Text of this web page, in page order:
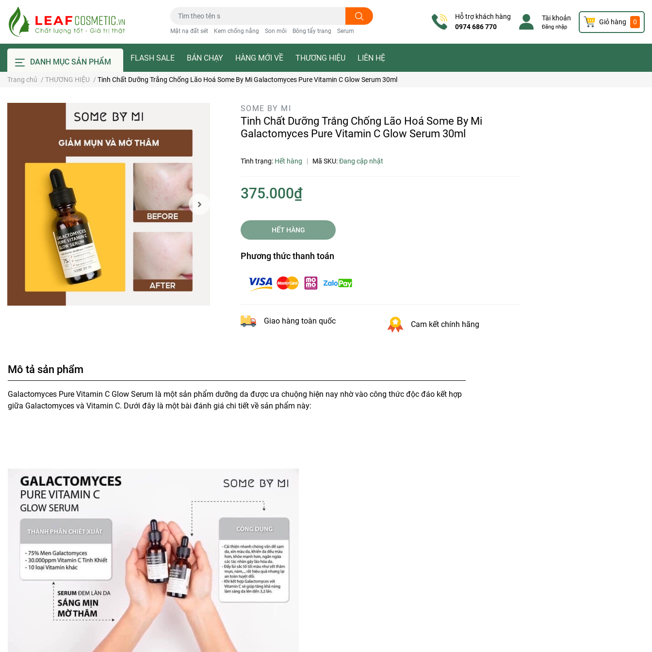
Mặt nạ đất sét Kem chống nắng Son môi Bông tẩy trang Serum
Hỗ trợ khách hàng
0974 686 770
Tài khoản
Đăng nhập
Giỏ hàng 0
DANH MỤC SẢN PHẨM FLASH SALE BÁN CHẠY HÀNG MỚI VỀ THƯƠNG HIỆU LIÊN HỆ
Trang chủ / THƯƠNG HIỆU / Tinh Chất Dưỡng Trắng Chống Lão Hoá Some By Mi Galactomyces Pure Vitamin C Glow Serum 30ml
SOME BY MI
Tinh Chất Dưỡng Trắng Chống Lão Hoá Some By Mi
Galactomyces Pure Vitamin C Glow Serum 30ml
Tình trạng: Hết hàng | Mã SKU:Đang cập nhật
375.000₫
HẾT HÀNG
Phương thức thanh toán
Giao hàng toàn quốc Cam kết chính hãng
Mô tả sản phẩm
Galactomyces Pure Vitamin C Glow Serum là một sản phẩm dưỡng da được ưa chuộng hiện nay nhờ vào công thức độc đáo kết hợp
giữa Galactomyces và Vitamin C. Dưới đây là một bài đánh giá chi tiết về sản phẩm này: